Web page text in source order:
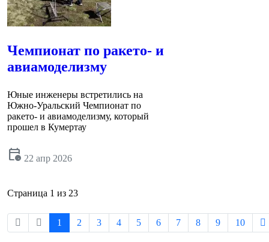
Чемпионат по ракето- и
авиамоделизму
Юные инженеры встретились на
Южно-Уральский Чемпионат по
ракето- и авиамоделизму, который
прошел в Кумертау
calendar_clock 22 апр 2026
Страница 1 из 23
1 2 3 4 5 6 7 8 9 10